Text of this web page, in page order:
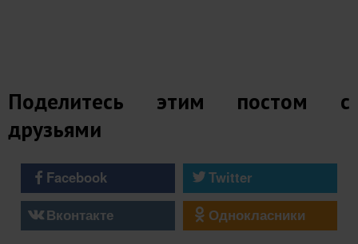
Поделитесь этим постом с
друзьями
Facebook
Twitter
Вконтакте
Однокласники